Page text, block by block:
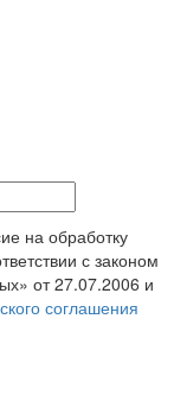
на обработку
с законом
от 27.07.2006 и
соглашения